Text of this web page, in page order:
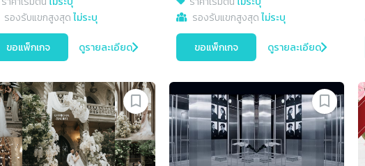
รองรับแขกสูงสุดไม่ระบุ
ขอแพ็กเกจ ดูรายละเอียด
รองรับแขกสูงสุดไม่ระบุ
ขอแพ็กเกจ ดูรายละเอียด